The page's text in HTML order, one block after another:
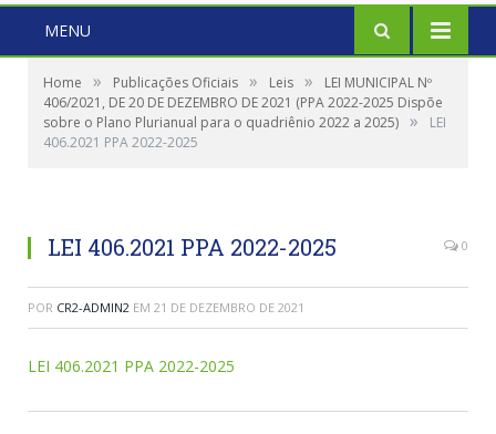
MENU
Home » Publicações Oficiais » Leis »
LEI MUNICIPAL Nº
406/2021, DE 20 DE DEZEMBRO DE 2021 (PPA 2022-2025 Dispõe
sobre o Plano Plurianual para o quadriênio 2022 a 2025) »
LEI
406.2021 PPA 2022-2025
LEI 406.2021 PPA 2022-2025 0
POR CR2-ADMIN2 EM 21 DE DEZEMBRO DE 2021
LEI 406.2021 PPA 2022-2025